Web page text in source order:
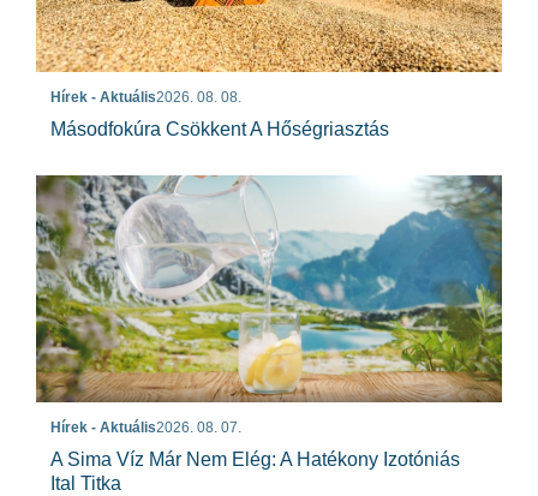
Hírek - Aktuális2026. 08. 08.
Másodfokúra Csökkent A Hőségriasztás
Hírek - Aktuális2026. 08. 07.
A Sima Víz Már Nem Elég: A Hatékony Izotóniás
Ital Titka